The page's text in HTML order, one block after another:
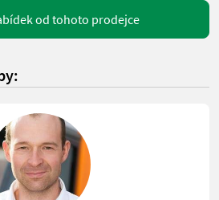
od tohoto prodejce